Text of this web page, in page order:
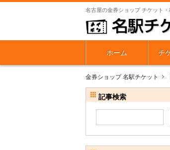
名古屋の金券ショップ チケット
ホーム チ
金券ショップ 名駅チケット
記事検索